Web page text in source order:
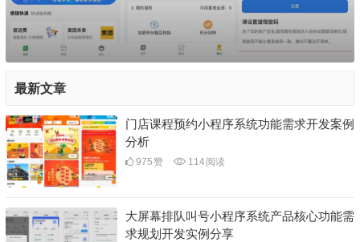
最新文章
门店课程预约小程序系统功能需求开发案例
分析
975赞 114阅读
大屏幕排队叫号小程序系统产品核心功能需
求规划开发实例分享